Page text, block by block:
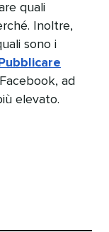
quali
Inoltre,
sono i
Pubblicare
ad
elevato.​​